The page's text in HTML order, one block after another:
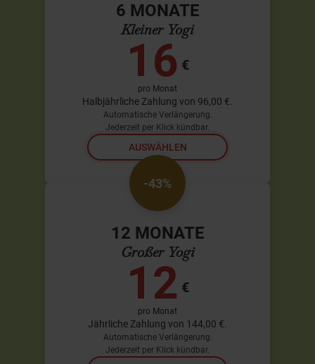
6 MONATE
Kleiner Yogi
16 €
pro Monat
Halbjährliche Zahlung von 96,00 €.
Automatische Verlängerung.
Jederzeit per Klick kündbar.
AUSWÄHLEN
-43%
12 MONATE
Großer Yogi
12 €
pro Monat
Jährliche Zahlung von 144,00 €.
Automatische Verlängerung.
Jederzeit per Klick kündbar.